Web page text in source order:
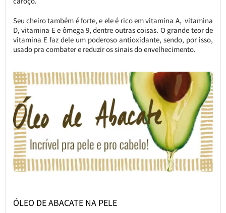
Seu cheiro também é forte, e ele é rico em vitamina A, vitamina
D, vitamina E e ômega 9, dentre outras coisas. O grande teor de
vitamina E faz dele um poderoso antioxidante, sendo, por isso,
usado pra combater e reduzir os sinais do envelhecimento.
ÓLEO DE ABACATE NA PELE